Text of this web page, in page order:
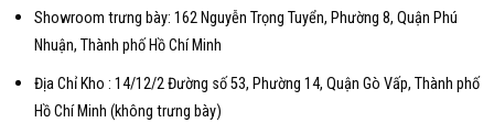
Showroom trưng bày: 162 Nguyễn Trọng Tuyển, Phường 8, Quận Phú
Nhuận, Thành phố Hồ Chí Minh
Địa Chỉ Kho : 14/12/2 Đường số 53, Phường 14, Quận Gò Vấp, Thành phố
Hồ Chí Minh (không trưng bày)